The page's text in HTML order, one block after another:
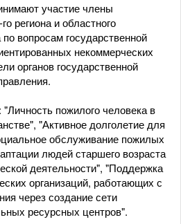
участие члены
региона и областного
вопросам государственной
некоммерческих
органов государственной
пожилого человека в
"Активное долголетие для
обслуживание пожилых
людей старшего возраста
деятельности", "Поддержка
организаций, работающих с
через создание сети
ресурсных центров".